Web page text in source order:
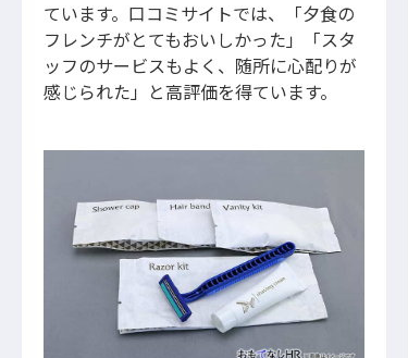
ています。口コミサイトでは、「夕食の
フレンチがとてもおいしかった」「スタ
ッフのサービスもよく、随所に心配りが
感じられた」と高評価を得ています。